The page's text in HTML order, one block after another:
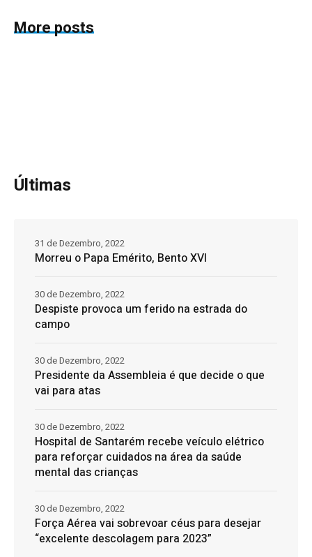
More posts
Últimas
Morreu o Papa Emérito, Bento XVI
31 de Dezembro, 2022
Despiste provoca um ferido na estrada do
campo
30 de Dezembro, 2022
Presidente da Assembleia é que decide o que
vai para atas
30 de Dezembro, 2022
Hospital de Santarém recebe veículo elétrico
para reforçar cuidados na área da saúde
mental das crianças
30 de Dezembro, 2022
Força Aérea vai sobrevoar céus para desejar
“excelente descolagem para 2023”
30 de Dezembro, 2022